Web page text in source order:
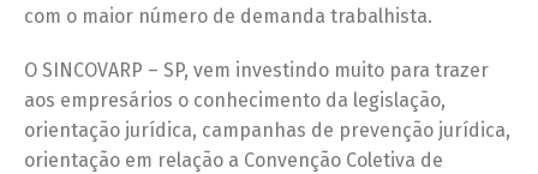
com o maior número de demanda trabalhista.
O SINCOVARP – SP, vem investindo muito para trazer
aos empresários o conhecimento da legislação,
orientação jurídica, campanhas de prevenção jurídica,
orientação em relação a Convenção Coletiva de